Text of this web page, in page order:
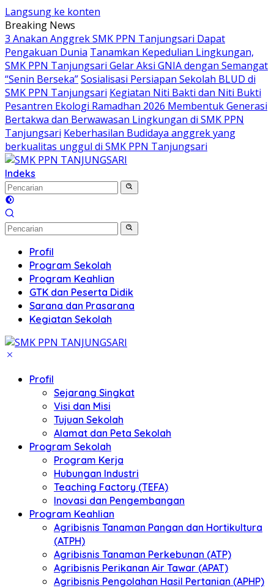
Langsung ke konten
Breaking News
3 Anakan Anggrek SMK PPN Tanjungsari Dapat
Pengakuan Dunia Tanamkan Kepedulian Lingkungan,
SMK PPN Tanjungsari Gelar Aksi GNIA dengan Semangat
“Senin Berseka”Sosialisasi Persiapan Sekolah BLUD di
SMK PPN Tanjungsari Kegiatan Niti Bakti dan Niti Bukti
Pesantren Ekologi Ramadhan 2026 Membentuk Generasi
Bertakwa dan Berwawasan Lingkungan di SMK PPN
Tanjungsari Keberhasilan Budidaya anggrek yang
berkualitas unggul di SMK PPN Tanjungsari
Indeks
Profil
Program Sekolah
Program Keahlian
GTK dan Peserta Didik
Sarana dan Prasarana
Kegiatan Sekolah
Profil
Sejarang Singkat
Visi dan Misi
Tujuan Sekolah
Alamat dan Peta Sekolah
Program Sekolah
Program Kerja
Hubungan Industri
Teaching Factory (TEFA)
Inovasi dan Pengembangan
Program Keahlian
Agribisnis Tanaman Pangan dan Hortikultura
(ATPH)
Agribisnis Tanaman Perkebunan (ATP)
Agribisnis Perikanan Air Tawar (APAT)
Agribisnis Pengolahan Hasil Pertanian (APHP)